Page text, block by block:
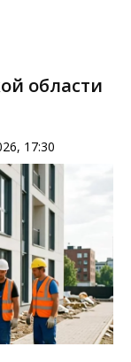
области
17:30